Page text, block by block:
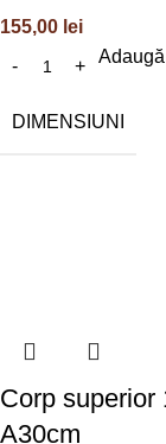
155,00 lei
DIMENSIUNI
Corp superior
A30cm